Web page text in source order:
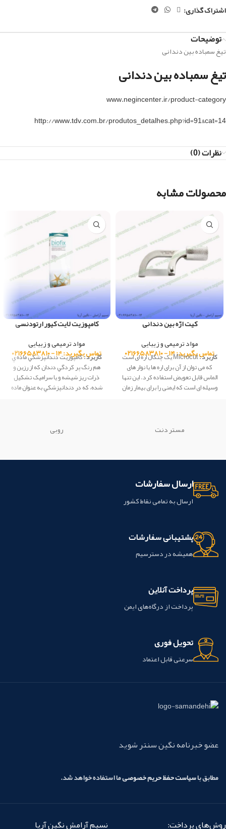
اشتراک گذاری:
توضیحات
تیغ سمباده بین دندانی
تیغ سمباده بین دندانی
www.negincenter.ir/product-category
http://www.tdv.com.br/produtos_detalhes.php?id=91&cat=14
نظرات (0)
محصولات مشابه
کیت ارّه بین دندانی
مواد ترمیمی و زیبایی
تماس بگیرید: ۱۴ - ۰۲۱۶۶۵۸۳۸۱۰
کاربرد :
Microcut یک چنگال اره ای است
که می توان از آن برای اره ها یا نوار های
الماس قابل تعویض استفاده کرد. این تنها
وسیله ای است که ایمنی را برای بیمار زمان
کشور برزیل می باشد.
کامپوزیت لایت کیور ارتودنسی
مواد ترمیمی و زیبایی
تماس بگیرید: ۱۴ - ۰۲۱۶۶۵۸۳۸۱۰
کاربرد :كامپوزيت دندانپزشكي ماده ي
هم رنگ پر کردگي دندان که از رزين و
ذرات ريز شيشه و يا سراميک تشکيل
شده، كه در دندانپزشكي به عنوان ماده
كامپوزيت ها به دندان چسبيده و باعث
تقويت ساختار دندان مي گردند.
چند منظوره: فیکسچر براکت های
مستر دنت روبی
ارسال سفارشات
ارسال به تمامی نقاط کشور
پشتیبانی سفارشات
همیشه در دسترسیم
پرداخت آنلاین
پرداخت از درگاه‌های ایمن
تحویل فوری
سرعتی قابل اعتماد
عضو خبرنامه نگین سنتر شوید
مطابق باسیاست حفظ حریم خصوصیما استفاده خواهد شد.
روش‌های پرداخت: نسیم آرامش نگین آریا